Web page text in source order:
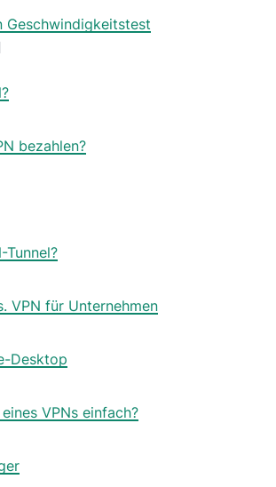
Geschwindigkeitstest
bezahlen?
Tunnel?
VPN für Unternehmen
Desktop
VPNs einfach?